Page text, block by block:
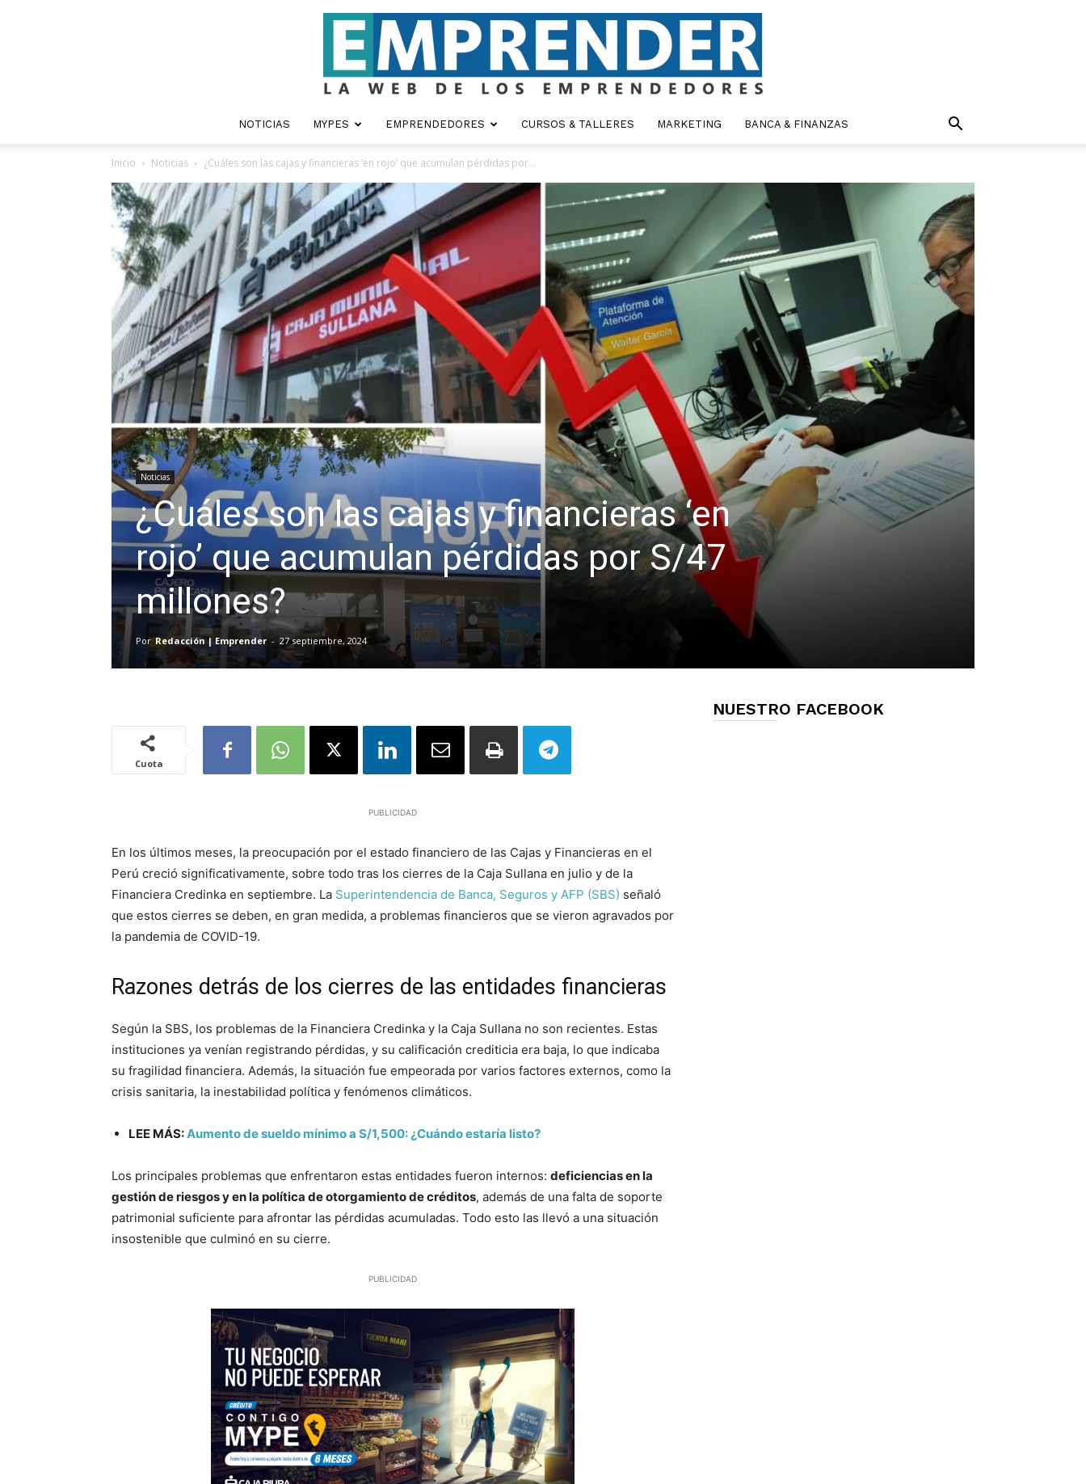
NOTICIAS MYPES EMPRENDEDORES CURSOS & TALLERES MARKETING BANCA & FINANZAS
Inicio Noticias ¿Cuáles son las cajas y financieras ‘en rojo’ que acumulan pérdidas por...
Noticias
¿Cuáles son las cajas y financieras ‘en
rojo’ que acumulan pérdidas por S/47
millones?
Por Redacción | Emprender - 27 septiembre, 2024
Cuota
PUBLICIDAD
En los últimos meses, la preocupación por el estado financiero de las Cajas y Financieras en el
Perú creció significativamente, sobre todo tras los cierres de la Caja Sullana en julio y de la
Financiera Credinka en septiembre. La Superintendencia de Banca, Seguros y AFP (SBS) señaló
que estos cierres se deben, en gran medida, a problemas financieros que se vieron agravados por
la pandemia de COVID-19.
Razones detrás de los cierres de las entidades financieras
Según la SBS, los problemas de la Financiera Credinka y la Caja Sullana no son recientes. Estas
instituciones ya venían registrando pérdidas, y su calificación crediticia era baja, lo que indicaba
su fragilidad financiera. Además, la situación fue empeorada por varios factores externos, como la
crisis sanitaria, la inestabilidad política y fenómenos climáticos.
LEE MÁS:Aumento de sueldo mínimo a S/1,500: ¿Cuándo estaría listo?
Los principales problemas que enfrentaron estas entidades fueron internos: deficiencias en la
gestión de riesgos y en la política de otorgamiento de créditos, además de una falta de soporte
patrimonial suficiente para afrontar las pérdidas acumuladas. Todo esto las llevó a una situación
insostenible que culminó en su cierre.
PUBLICIDAD
NUESTRO FACEBOOK